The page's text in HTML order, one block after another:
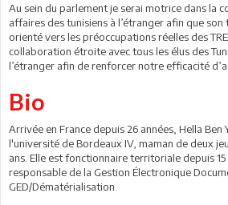
Au sein du parlement je serai motrice dans la
affaires des tunisiens à l’étranger afin que
orienté vers les préoccupations réelles des
collaboration étroite avec tous les élus des
l’étranger afin de renforcer notre efficacité
Bio
Arrivée en France depuis 26 années, Hella
l'université de Bordeaux IV, maman de deux
ans. Elle est fonctionnaire territoriale depuis
responsable de la Gestion Électronique
GED/Dématérialisation.